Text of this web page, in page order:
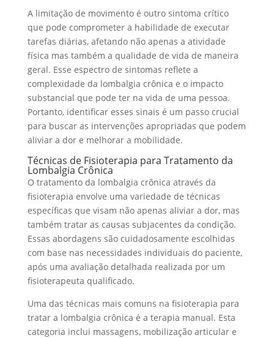
A limitação de movimento é outro sintoma crítico
que pode comprometer a habilidade de executar
tarefas diárias, afetando não apenas a atividade
física mas também a qualidade de vida de maneira
geral. Esse espectro de sintomas reflete a
complexidade da lombalgia crônica e o impacto
substancial que pode ter na vida de uma pessoa.
Portanto, identificar esses sinais é um passo crucial
para buscar as intervenções apropriadas que podem
aliviar a dor e melhorar a mobilidade.
Técnicas de Fisioterapia para Tratamento da
Lombalgia Crônica
O tratamento da lombalgia crônica através da
fisioterapia envolve uma variedade de técnicas
específicas que visam não apenas aliviar a dor, mas
também tratar as causas subjacentes da condição.
Essas abordagens são cuidadosamente escolhidas
com base nas necessidades individuais do paciente,
após uma avaliação detalhada realizada por um
fisioterapeuta qualificado.
Uma das técnicas mais comuns na fisioterapia para
tratar a lombalgia crônica é a terapia manual. Esta
categoria inclui massagens, mobilização articular e